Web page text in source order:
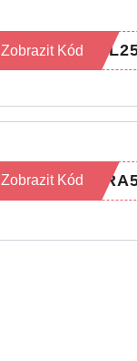
Zobrazit Kód
Zobrazit Kód